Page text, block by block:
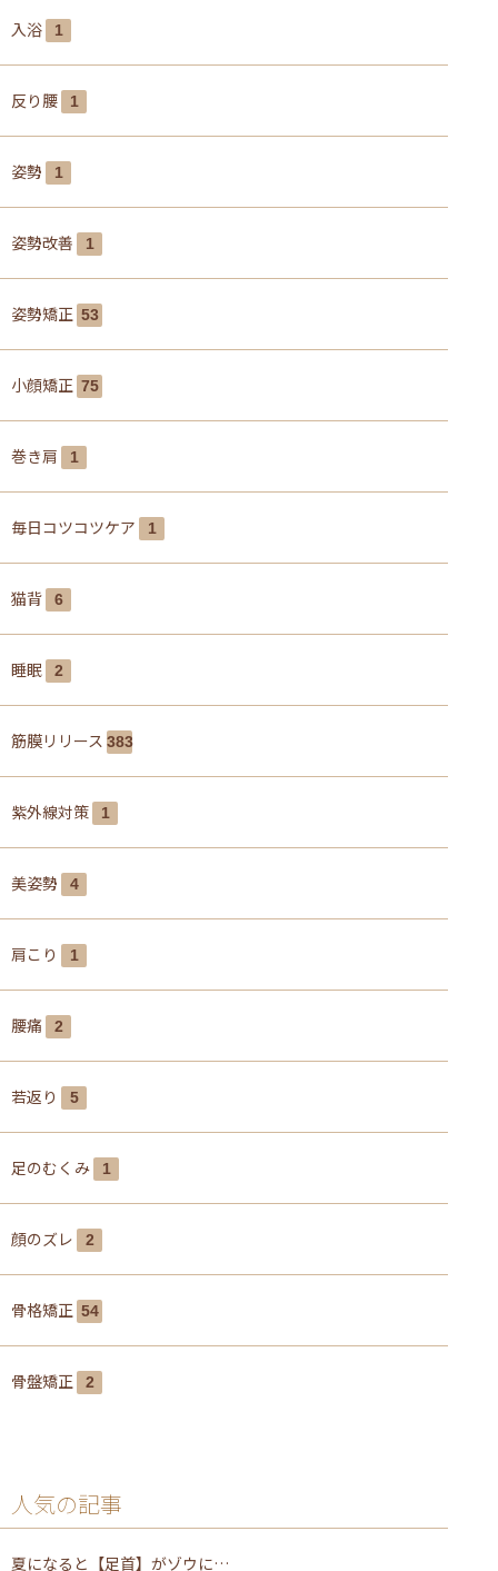
入浴 1
反り腰 1
姿勢 1
姿勢改善 1
姿勢矯正 53
小顔矯正 75
巻き肩 1
毎日コツコツケア 1
猫背 6
睡眠 2
筋膜リリース 383
紫外線対策 1
美姿勢 4
肩こり 1
腰痛 2
若返り 5
足のむくみ 1
顔のズレ 2
骨格矯正 54
骨盤矯正 2
人気の記事
夏になると【足首】がゾウに…